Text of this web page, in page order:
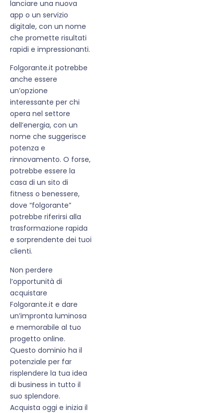
lanciare una nuova
app o un servizio
digitale, con un nome
che promette risultati
rapidi e impressionanti.
Folgorante.it potrebbe
anche essere
un’opzione
interessante per chi
opera nel settore
dell’energia, con un
nome che suggerisce
potenza e
rinnovamento. O forse,
potrebbe essere la
casa di un sito di
fitness o benessere,
dove “folgorante”
potrebbe riferirsi alla
trasformazione rapida
e sorprendente dei tuoi
clienti.
Non perdere
l’opportunità di
acquistare
Folgorante.it e dare
un’impronta luminosa
e memorabile al tuo
progetto online.
Questo dominio ha il
potenziale per far
risplendere la tua idea
di business in tutto il
suo splendore.
Acquista oggi e inizia il